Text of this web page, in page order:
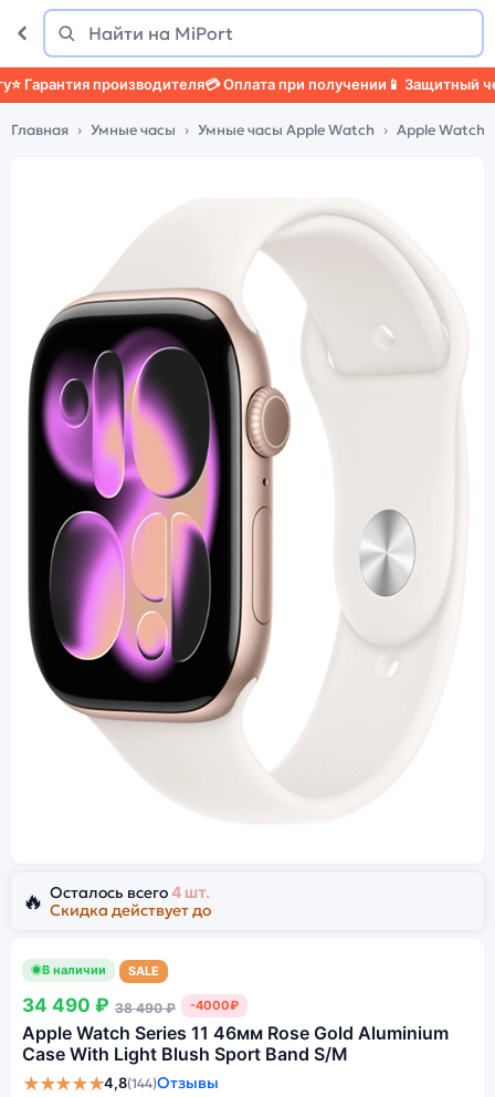
Поиск
Найти
производителя💳 Оплата при получении📱 Защитный чехол
Главная Умные часы Умные часы Apple Watch Apple Watch
🔥 Осталось всего4 шт.
Скидка действует до
В наличии SALE
34 490 ₽ 38 490 ₽ -4000₽
Apple Watch Series 11 46мм Rose Gold Aluminium
Case With Light Blush Sport Band S/M
★★★★★4,8(144)Отзывы